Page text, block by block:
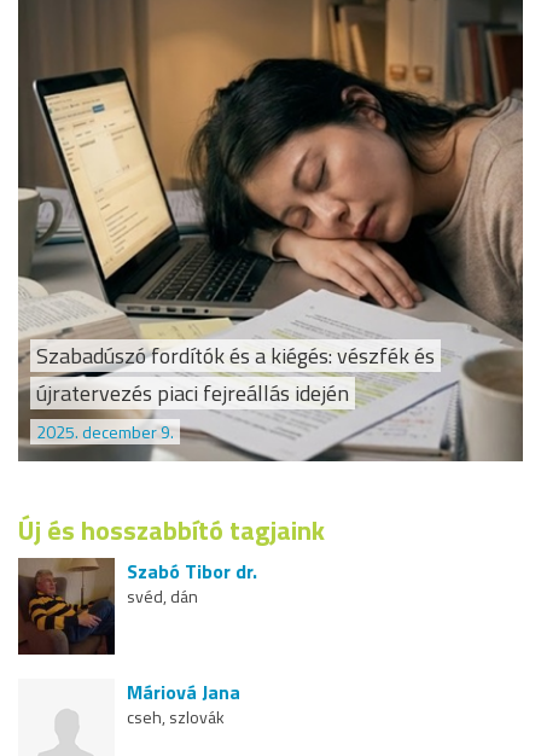
Szabadúszó fordítók és a kiégés: vészfék és
újratervezés piaci fejreállás idején
2025. december 9.
Új és hosszabbító tagjaink
Szabó Tibor dr.
svéd, dán
Máriová Jana
cseh, szlovák